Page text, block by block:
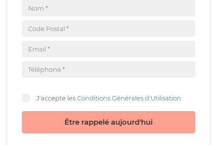
J'accepte lesConditions Générales d'Utilisation
Être rappelé aujourd'hui